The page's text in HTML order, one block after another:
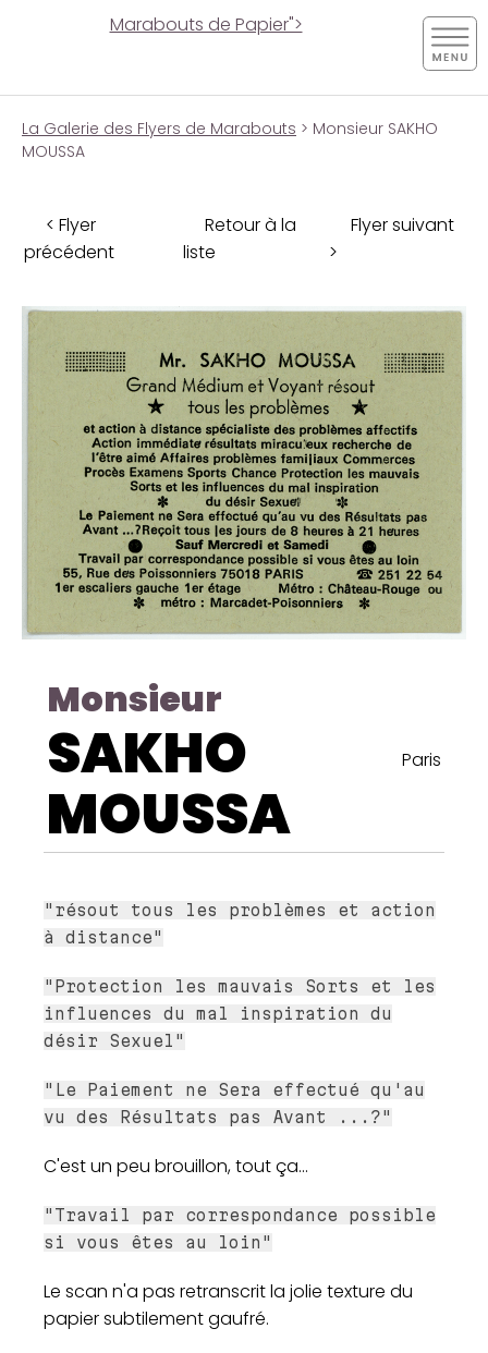
Marabouts de Papier">
La Galerie des Flyers de Marabouts > Monsieur SAKHO
MOUSSA
< Flyer
précédent
Retour à la
liste
Flyer suivant
>
Monsieur
SAKHO
MOUSSA
Paris
"résout tous les problèmes et action
à distance"
"Protection les mauvais Sorts et les
influences du mal inspiration du
désir Sexuel"
"Le Paiement ne Sera effectué qu'au
vu des Résultats pas Avant ...?"
C'est un peu brouillon, tout ça...
"Travail par correspondance possible
si vous êtes au loin"
Le scan n'a pas retranscrit la jolie texture du
papier subtilement gaufré.